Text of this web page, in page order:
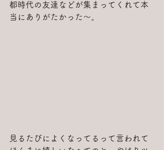
都時代の友達などが集まってくれて本
当にありがたかった～。
見るたびによくなってるって言われて